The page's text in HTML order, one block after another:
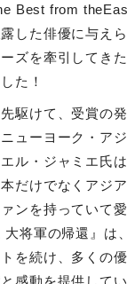
Best from
した俳優に与え
ズを牽引してき
た！
駆けて、受賞の
ューヨーク・ア
ル・ジャミエ氏
だけでなくアジ
ンを持っていて愛
将軍の帰還』は
を続け、多くの
感動を提供して